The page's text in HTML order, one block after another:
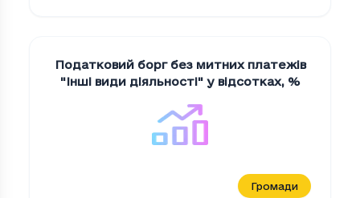
Податковий борг без митних платежів
"Iншi види дiяльностi" у відсотках, %
Громади